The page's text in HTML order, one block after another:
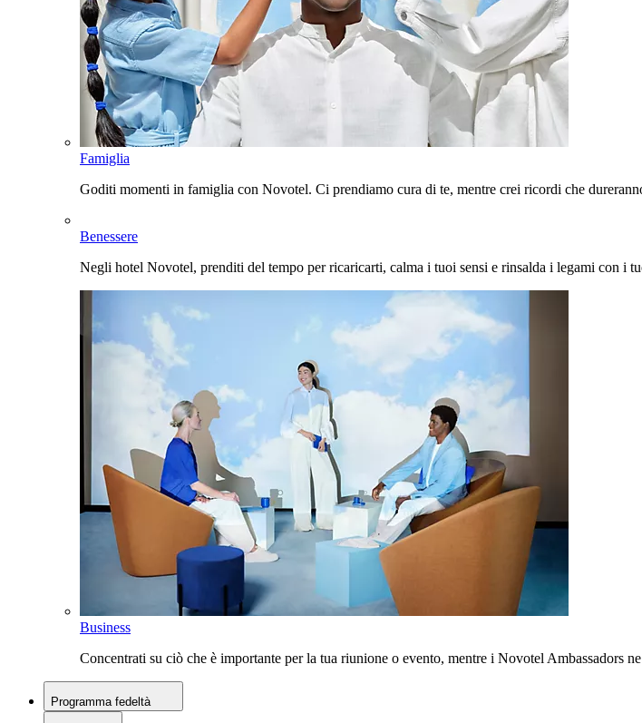
Famiglia
Goditi momenti in famiglia con Novotel. Ci prendiamo cura di te, mentre crei ricordi che
Benessere
Negli hotel Novotel, prenditi del tempo per ricaricarti, calma i tuoi sensi e rinsalda i legami con i
Business
Concentrati su ciò che è importante per la tua riunione o evento, mentre i Novotel Ambassadors
Programma fedeltà